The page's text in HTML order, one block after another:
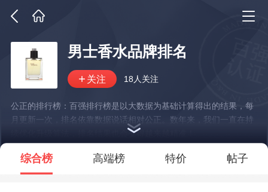
男士香水品牌排名
18人关注
公正的排行榜：百强排行榜是以大数据为基础计算得出的结果，每
月更新一次，排名依靠数据说话相对公正。数年来，我们一直在持
续优化升级算法，排名结果也会变得越来越精准！
*说明：仅展示部分数据
综合榜 高端榜 特价 帖子